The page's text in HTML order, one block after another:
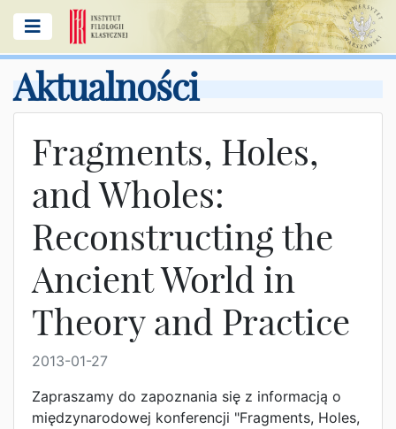
Aktualności
Fragments, Holes,
and Wholes:
Reconstructing the
Ancient World in
Theory and Practice
2013-01-27
Zapraszamy do zapoznania się z informacją o
międzynarodowej konferencji "Fragments, Holes,